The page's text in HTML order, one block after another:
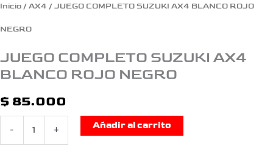
Inicio / AX4 / JUEGO COMPLETO SUZUKI AX4 BLANCO ROJO
NEGRO
JUEGO COMPLETO SUZUKI AX4
BLANCO ROJO NEGRO
$ 85.000
- +
Añadir al carrito